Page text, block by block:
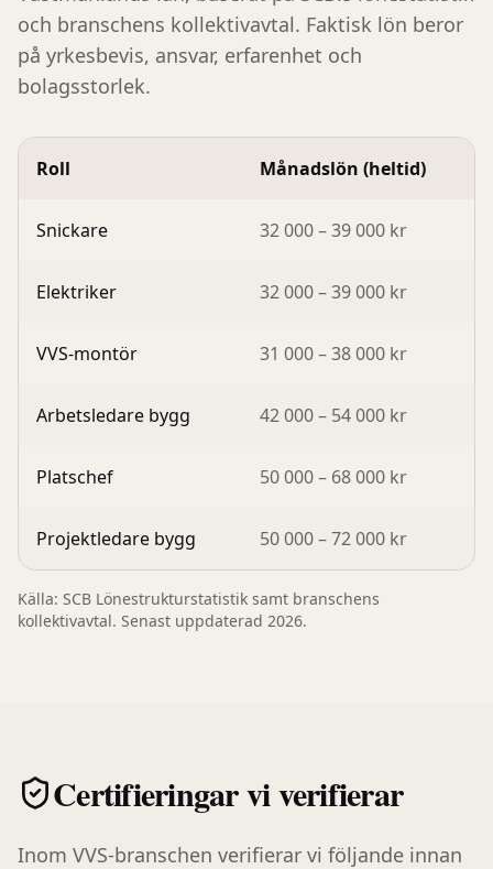
och branschens kollektivavtal. Faktisk lön beror
på yrkesbevis, ansvar, erfarenhet och
bolagsstorlek.
Roll Månadslön (heltid)
Snickare 32 000 – 39 000 kr
Elektriker 32 000 – 39 000 kr
VVS-montör 31 000 – 38 000 kr
Arbetsledare bygg 42 000 – 54 000 kr
Platschef 50 000 – 68 000 kr
Projektledare bygg 50 000 – 72 000 kr
Källa: SCB Lönestrukturstatistik samt branschens
kollektivavtal. Senast uppdaterad 2026.
Certifieringar vi verifierar
Inom VVS-branschen verifierar vi följande innan